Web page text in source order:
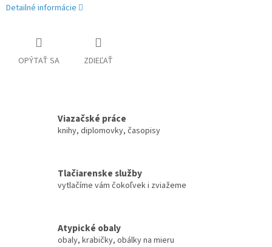
Detailné informácie
OPÝTAŤ SA ZDIEĽAŤ
Viazačské práce
knihy, diplomovky, časopisy
Tlačiarenske služby
vytlačíme vám čokoľvek i zviažeme
Atypické obaly
obaly, krabičky, obálky na mieru